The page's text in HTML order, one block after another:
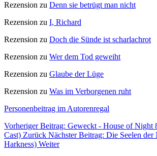
Rezension zu Denn sie betrügt man nicht
Rezension zu I, Richard
Rezension zu Doch die Sünde ist scharlachrot
Rezension zu Wer dem Tod geweiht
Rezension zu Glaube der Lüge
Rezension zu Was im Verborgenen ruht
Personenbeitrag im Autorenregal
Vorheriger Beitrag: Geweckt - House of Night
Cast) Zurück Nächster Beitrag: Die Seelen der
Harkness) Weiter